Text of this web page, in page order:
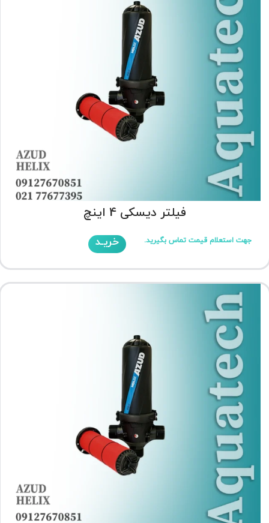
فیلتر دیسکی 4 اینچ
جهت استعلام قیمت تماس بگیرید. خریـد